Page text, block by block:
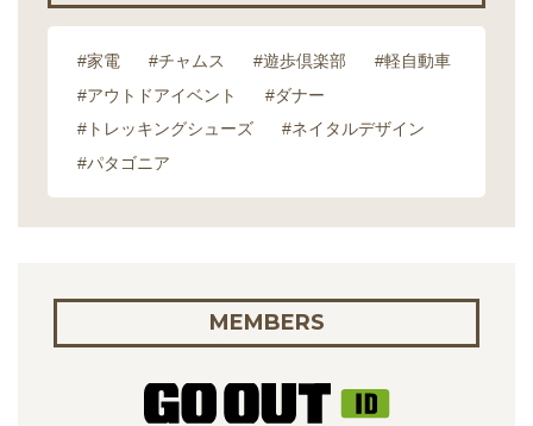
#家電 #チャムス #遊歩倶楽部
#軽自動車
#アウトドアイベント
#ダナー
#トレッキングシューズ
#ネイタルデザイン
#パタゴニア
MEMBERS